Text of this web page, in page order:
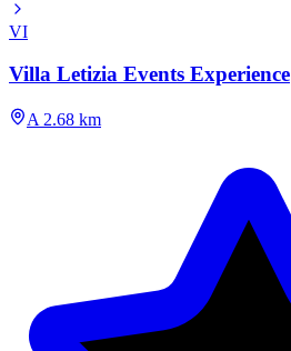
VI
Villa Letizia Events Experience
A 2.68 km